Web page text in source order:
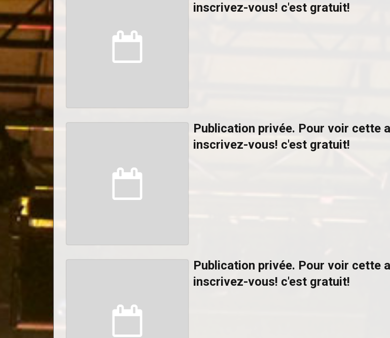
inscrivez-vous! c'est gratuit!
Publication privée. Pour voir cette
inscrivez-vous! c'est gratuit!
Publication privée. Pour voir cette
inscrivez-vous! c'est gratuit!